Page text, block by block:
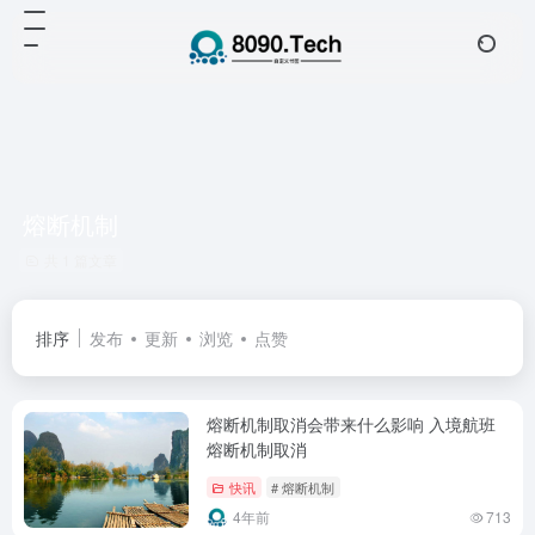
排序 发布 更新 浏览 点赞
熔断机制取消会带来什么影响 入境航班
熔断机制取消
快讯 # 熔断机制
4年前 713